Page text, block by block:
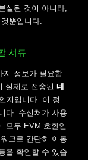
실된 것이 아니라,
뿐입니다.
서류
지 정보가 필요합
실제로 전송된 네
지입니다. 이 정
다. 수신처가 사용
모두 EVM 호환인
크로 간단히 이동
을 확인할 수 있습